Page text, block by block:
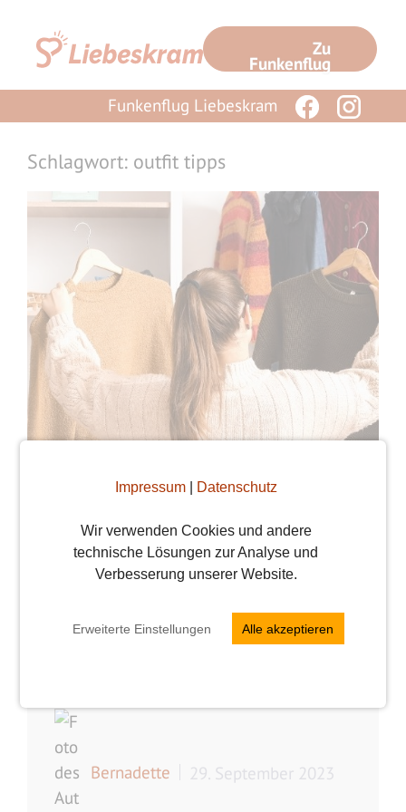
Impressum| Datenschutz
Wir verwenden Cookies und andere
technische Lösungen zur Analyse und
Verbesserung unserer Website.
Erweiterte Einstellungen Alle akzeptieren
Inhalt
springen
Zu
Funkenflug
Funkenflug Liebeskram
Schlagwort: outfit tipps
deinem Date Outfit
Bernadette 29. September 2023